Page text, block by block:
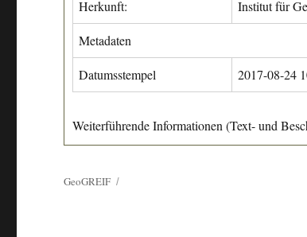
Herkunft: Institut für
Metadaten
Datumsstempel 2017-08-24
Weiterführende Informationen (Text- und
GeoGREIF